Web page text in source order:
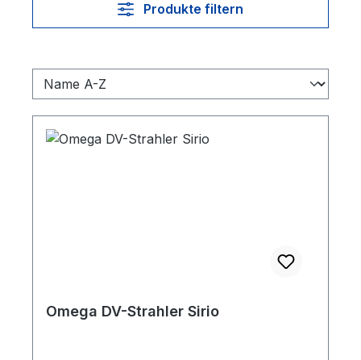
Produkte filtern
Omega DV-Strahler Sirio